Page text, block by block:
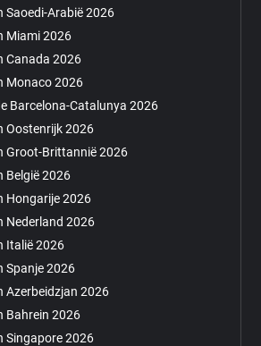
Saoedi-Arabië 2026
Miami 2026
Canada 2026
Monaco 2026
Barcelona-Catalunya 2026
Oostenrijk 2026
Groot-Brittannië 2026
België 2026
Hongarije 2026
Nederland 2026
Italië 2026
Spanje 2026
Azerbeidzjan 2026
Bahrein 2026
Singapore 2026